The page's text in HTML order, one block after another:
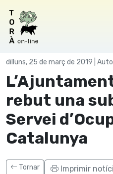
dilluns, 25 de març de 2019 |
rebut una
Servei
Catalunya
Tornar Imprimir